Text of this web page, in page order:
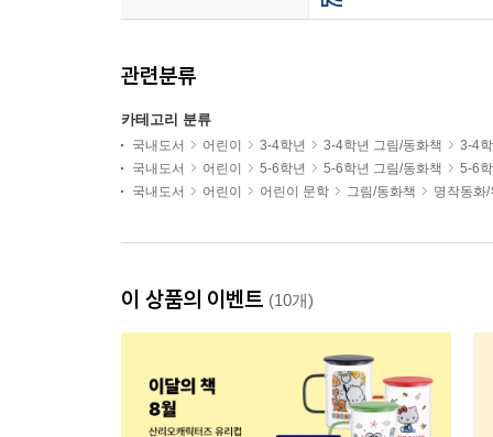
관련분류
카테고리 분류
국내도서 어린이 3-4학년 3-4학년 그림/동화책
3-4
국내도서
어린이 5-6학년 5-6학년 그림/동화책
5-6
국내도서
어린이 어린이 문학 그림/동화책 명작동화/
이 상품의 이벤트 (10개)